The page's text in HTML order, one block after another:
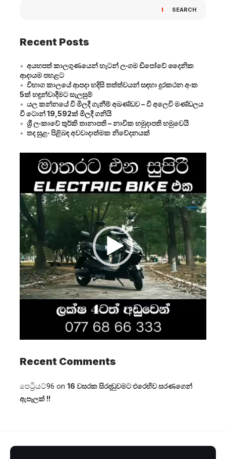
SEARCH
Recent Posts
අයහපත් කාලගුණයෙන් හැටන් ලංගම ඩිපෝවේ දෛනික
ආදායම පහළට
විභාග කාලයේ ආපදා හදිසි තත්ත්වයන් සඳහා දුරකථන අංක
5ක් හඳුන්වාදීමට සැලසුම්
යල කන්නයේ වී මිලදී ගැනීම් අඛණ්ඩව – වී අලෙවි මණ්ඩලය
වී ටොන් 19,592ක් මිලදී ගනියි
ශ්‍රී ලංකාවේ තුර්කි තානාපති – නාවික හමුදාපති හමුවෙයි
තද සුළං පිළිබඳ අවවාදාත්මක නිවේදනයක්
Player
Recent Comments
පෙට්‍රියට්96 on 16 වසරක සිරදඬුවමට එරෙහිව සරණගෙන්
ඇපෑලක් !!